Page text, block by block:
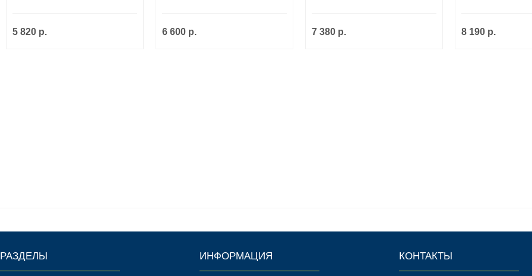
5 820 р. 6 600 р. 7 380 р. 8 190 р.
РАЗДЕЛЫ ИНФОРМАЦИЯ КОНТАКТЫ